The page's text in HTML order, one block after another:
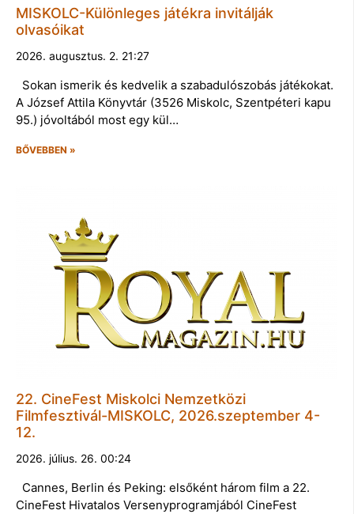
MISKOLC-Különleges játékra invitálják
olvasóikat
2026. augusztus. 2. 21:27
Sokan ismerik és kedvelik a szabadulószobás játékokat.
A József Attila Könyvtár (3526 Miskolc, Szentpéteri kapu
95.) jóvoltából most egy kül…
BŐVEBBEN »
22. CineFest Miskolci Nemzetközi
Filmfesztivál-MISKOLC, 2026.szeptember 4-
12.
2026. július. 26. 00:24
Cannes, Berlin és Peking: elsőként három film a 22.
CineFest Hivatalos Versenyprogramjából CineFest